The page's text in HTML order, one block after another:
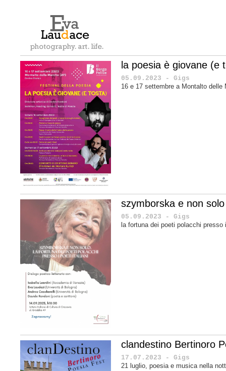
la poesia è giovane (e
05.09.2023 - Gigs
16 e 17 settembre a Montalto delle
szymborska e non solo
05.09.2023 - Gigs
la fortuna dei poeti polacchi presso
clandestino Bertinoro
17.07.2023 - Gigs
21 luglio, poesia e musica nella